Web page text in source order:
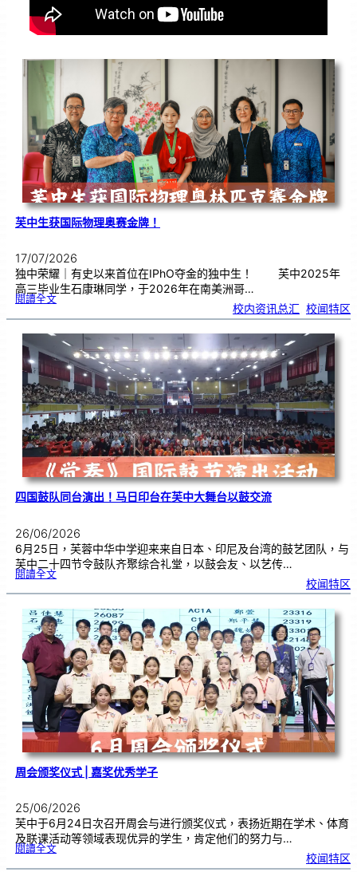
芙中生获国际物理奥赛金牌！
17/07/2026
独中荣耀｜有史以来首位在IPhO夺金的独中生！ 芙中2025年
高三毕业生石康琳同学，于2026年在南美洲哥…
閱讀全文:芙
获
际
物
理
赛
金
牌
！
校内资讯总汇 校闻特区
四国鼓队同台演出！马日印台在芙中大舞台以鼓交流
26/06/2026
6月25日，芙蓉中华中学迎来来自日本、印尼及台湾的鼓艺团队，与
芙中二十四节令鼓队齐聚综合礼堂，以鼓会友、以艺传…
閱讀全文:四
队
台
演
出
！
马
日
印
台
在
芙
中
大
舞
台
以
鼓
交
流
校闻特区
周会颁奖仪式 | 嘉奖优秀学子
25/06/2026
芙中于6月24日次召开周会与进行颁奖仪式，表扬近期在学术、体育
及联课活动等领域表现优异的学生，肯定他们的努力与…
閱讀全文:周 校闻特区